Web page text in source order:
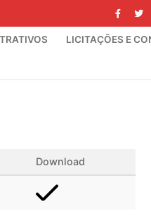
LICITAÇÕES E
Download